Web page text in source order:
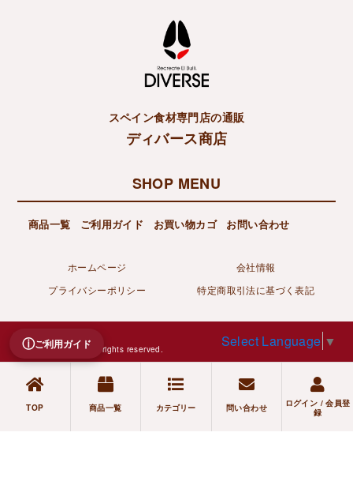
Select Language ▼
スペイン食材専門店の通販
ディバース商店
SHOP MENU
商品一覧 ご利用ガイド お買い物カゴ お問い合わせ
ホームページ
会社情報
プライバシーポリシー
特定商取引法に基づく表記
Copyright©
DIVERSE Co., Ltd. All rights reserved.
TOP 商品一覧 カテゴリー 問い合わせ
ログイン / 会員登
録
ⓘご利用ガイド